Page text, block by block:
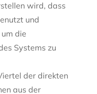
wird, dass
und
die
Systems zu
der direkten
aus der